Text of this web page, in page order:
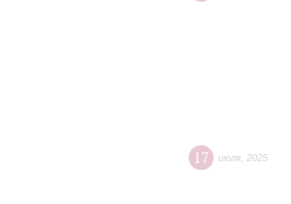
17 июля 2025